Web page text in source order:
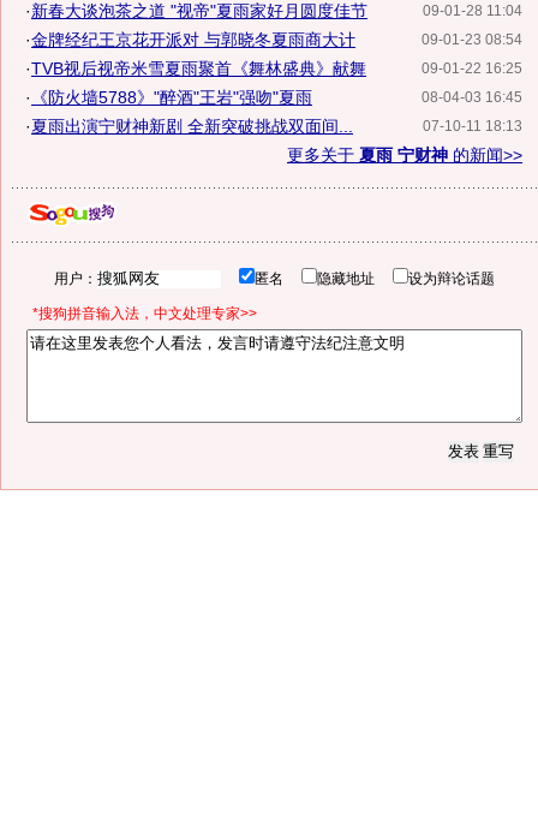
09-01-28 11:04
·新春大谈泡茶之道 "视帝"夏雨家好月圆度佳节
09-01-23 08:54
·金牌经纪王京花开派对 与郭晓冬夏雨商大计
09-01-22 16:25
·TVB视后视帝米雪夏雨聚首《舞林盛典》献舞
08-04-03 16:45
· 《防火墙5788》"醉酒"王岩"强吻"夏雨
07-10-11 18:13
·夏雨出演宁财神新剧 全新突破挑战双面间...
更多关于 夏雨 宁财神 的新闻>>
用户： 匿名 隐藏地址 设为辩论话题
*搜狗拼音输入法，中文处理专家>>